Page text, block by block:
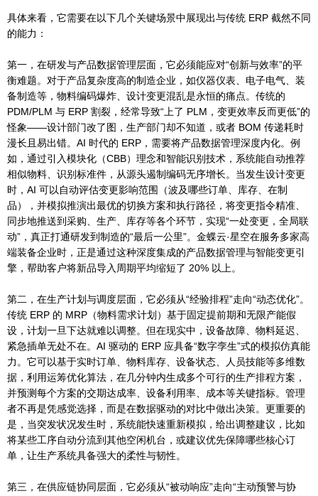
具体来看，它需要在以下几个关键场景中展现出与传统 ERP 截然不同
的能力：
第一，在研发与产品数据管理层面，它必须能应对“创新与效率”的平
衡难题。对于产品复杂度高的制造企业，如仪器仪表、电子电气、装
备制造等，物料编码爆炸、设计变更混乱是永恒的痛点。传统的
PDM/PLM 与 ERP 割裂，经常导致“上了 PLM，变更效率反而更低”的
怪象——设计部门改了图，生产部门却不知道，或者 BOM 传递耗时
漫长且易出错。AI 时代的 ERP，需要将产品数据管理深度内化。例
如，通过引入模块化（CBB）理念和智能识别技术，系统能自动推荐
相似物料、识别标准件，从源头遏制编码无序增长。当发生设计变更
时，AI 可以自动评估变更影响范围（波及哪些订单、库存、在制
品），并模拟推演出最优的切换方案和执行路径，将变更指令精准、
同步地推送到采购、生产、库存等各个环节，实现“一处变更，全局联
动”，真正打通研发到制造的“最后一公里”。金蝶云·星空在服务多家高
端装备企业时，正是通过这种深度集成的产品数据管理与智能变更引
擎，帮助客户将新品导入周期平均缩短了 20% 以上。
第二，在生产计划与调度层面，它必须从“经验排程”走向“动态优化”。
传统 ERP 的 MRP（物料需求计划）基于固定提前期和无限产能假
设，计划一旦下达就难以调整。但在现实中，设备故障、物料延迟、
紧急插单无处不在。AI 驱动的 ERP 应具备“数字孪生”式的模拟仿真能
力。它可以基于实时订单、物料库存、设备状态、人员技能等多维数
据，利用运筹优化算法，在几分钟内生成多个可行的生产排程方案，
并预测每个方案的交期达成率、设备利用率、成本等关键指标。管理
者不再是凭感觉选择，而是在数据驱动的对比中做出决策。更重要的
是，当突发状况发生时，系统能快速重新模拟，给出调整建议，比如
将某些工序自动分流到其他空闲机台，或建议优先保障哪些核心订
单，让生产系统具备强大的柔性与韧性。
第三，在供应链协同层面，它必须从“被动响应”走向“主动预警与协